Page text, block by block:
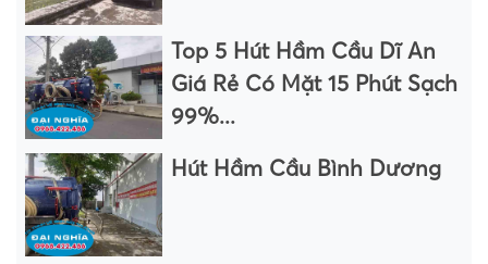
Top 5 Hút Hầm Cầu Dĩ An
Giá Rẻ Có Mặt 15 Phút Sạch
99%...
Hút Hầm Cầu Bình Dương